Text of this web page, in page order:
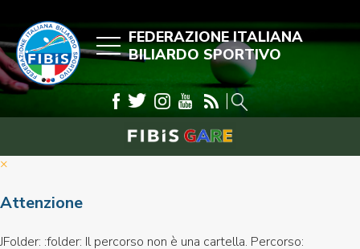
FEDERAZIONE ITALIANA
BILIARDO SPORTIVO
×
Attenzione
JFolder: :folder: Il percorso non è una cartella. Percorso: